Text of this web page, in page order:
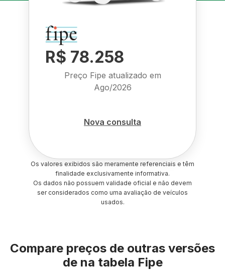
R$ 78.258
Preço Fipe atualizado em
Ago/2026
Nova consulta
Os valores exibidos são meramente referenciais e têm
finalidade exclusivamente informativa.
Os dados não possuem validade oficial e não devem
ser considerados como uma avaliação de veículos
usados.
Compare preços de outras versões
de na tabela Fipe